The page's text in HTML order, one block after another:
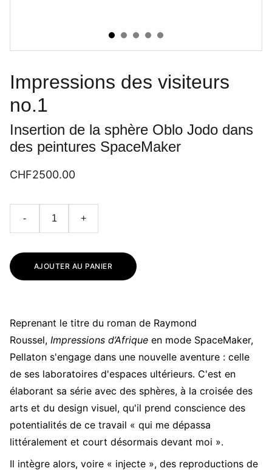
Impressions des visiteurs
no.1
Insertion de la sphère Oblo Jodo dans
des peintures SpaceMaker
CHF2500.00
- +
AJOUTER AU PANIER
Reprenant le titre du roman de Raymond
Roussel, Impressions d’Afrique en mode SpaceMaker,
Pellaton s'engage dans une nouvelle aventure : celle
de ses laboratoires d'espaces ultérieurs. C'est en
élaborant sa série avec des sphères, à la croisée des
arts et du design visuel, qu'il prend conscience des
potentialités de ce travail « qui me dépassa
littéralement et court désormais devant moi ».
Il intègre alors, voire « injecte », des reproductions de